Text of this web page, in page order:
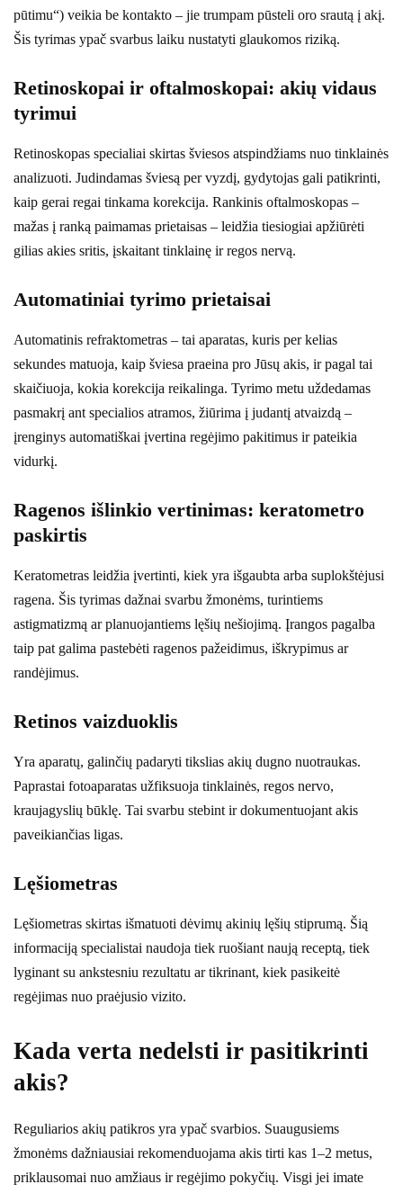
pūtimu“) veikia be kontakto – jie trumpam pūsteli oro srautą į akį.
Šis tyrimas ypač svarbus laiku nustatyti glaukomos riziką.
Retinoskopai ir oftalmoskopai: akių vidaus
tyrimui
Retinoskopas specialiai skirtas šviesos atspindžiams nuo tinklainės
analizuoti. Judindamas šviesą per vyzdį, gydytojas gali patikrinti,
kaip gerai regai tinkama korekcija. Rankinis oftalmoskopas –
mažas į ranką paimamas prietaisas – leidžia tiesiogiai apžiūrėti
gilias akies sritis, įskaitant tinklainę ir regos nervą.
Automatiniai tyrimo prietaisai
Automatinis refraktometras – tai aparatas, kuris per kelias
sekundes matuoja, kaip šviesa praeina pro Jūsų akis, ir pagal tai
skaičiuoja, kokia korekcija reikalinga. Tyrimo metu uždedamas
pasmakrį ant specialios atramos, žiūrima į judantį atvaizdą –
įrenginys automatiškai įvertina regėjimo pakitimus ir pateikia
vidurkį.
Ragenos išlinkio vertinimas: keratometro
paskirtis
Keratometras leidžia įvertinti, kiek yra išgaubta arba suplokštėjusi
ragena. Šis tyrimas dažnai svarbu žmonėms, turintiems
astigmatizmą ar planuojantiems lęšių nešiojimą. Įrangos pagalba
taip pat galima pastebėti ragenos pažeidimus, iškrypimus ar
randėjimus.
Retinos vaizduoklis
Yra aparatų, galinčių padaryti tikslias akių dugno nuotraukas.
Paprastai fotoaparatas užfiksuoja tinklainės, regos nervo,
kraujagyslių būklę. Tai svarbu stebint ir dokumentuojant akis
paveikiančias ligas.
Lęšiometras
Lęšiometras skirtas išmatuoti dėvimų akinių lęšių stiprumą. Šią
informaciją specialistai naudoja tiek ruošiant naują receptą, tiek
lyginant su ankstesniu rezultatu ar tikrinant, kiek pasikeitė
regėjimas nuo praėjusio vizito.
Kada verta nedelsti ir pasitikrinti
akis?
Reguliarios akių patikros yra ypač svarbios. Suaugusiems
žmonėms dažniausiai rekomenduojama akis tirti kas 1–2 metus,
priklausomai nuo amžiaus ir regėjimo pokyčių. Visgi jei imate